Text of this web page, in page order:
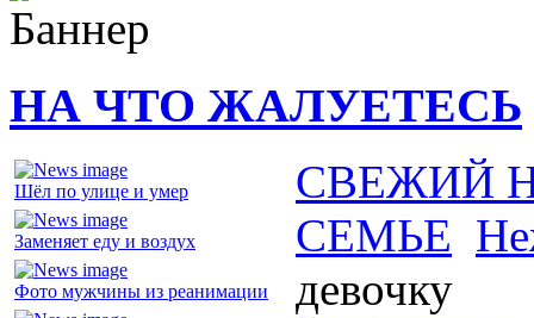
НА ЧТО ЖАЛУЕТЕСЬ
Шёл по улице и умер
Заменяет еду и воздух
Фото мужчины из реанимации
СВЕЖИЙ
СЕМЬЕ
девочку